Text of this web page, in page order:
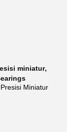
miniatur,
Miniatur